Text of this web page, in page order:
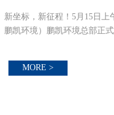
新坐标，新征程！5月15日上
鹏凯环境）鹏凯环境总部正
MORE >